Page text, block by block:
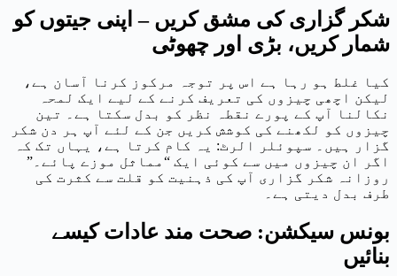
شمار کریں، بڑی اور چھوٹی
کیا غلط ہو رہا ہے اس پر توجہ مرکوز کرنا آسان ہے،
لیکن اچھی چیزوں کی تعریف کرنے کے لیے ایک لمحہ
نکالنا آپ کے پورے نقطہ نظر کو بدل سکتا ہے۔ تین
چیزوں کو لکھنے کی کوشش کریں جن کے لئے آپ ہر دن شکر
گزار ہیں۔ سپوئلر الرٹ: یہ کام کرتا ہے، یہاں تک کہ
اگر ان چیزوں میں سے کوئی ایک “مماثل موزے پائے۔”
روزانہ شکر گزاری آپ کی ذہنیت کو قلت سے کثرت کی
طرف بدل دیتی ہے۔
بونس سیکشن: صحت مند عادات کیسے
بنائیں